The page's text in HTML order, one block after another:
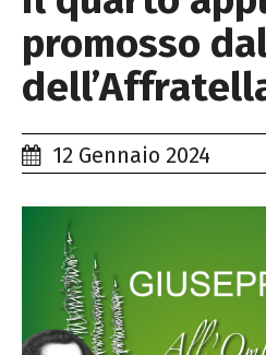
promosso
12 Gennaio 2024